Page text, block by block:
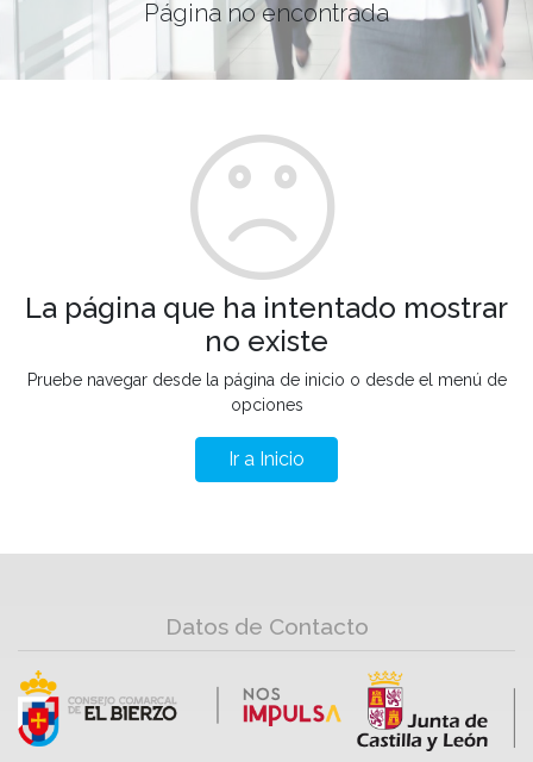
Página no encontrada
La página que ha intentado mostrar
no existe
Pruebe navegar desde la página de inicio o desde el menú de
opciones
Ir a Inicio
Datos de Contacto